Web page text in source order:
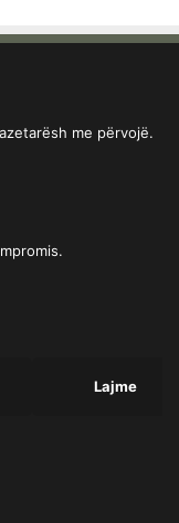
me përvojë.
Lajme